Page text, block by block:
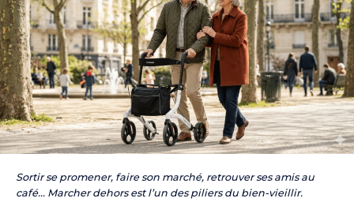
Sortir se promener, faire son marché, retrouver ses amis au
café… Marcher dehors est l’un des piliers du bien-vieillir.